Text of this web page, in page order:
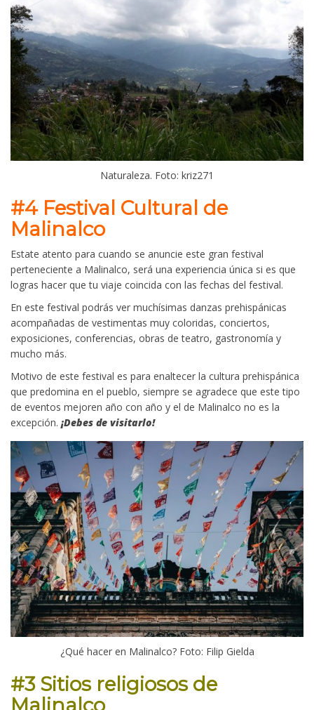
Naturaleza. Foto: kriz271
#4 Festival Cultural de
Malinalco
Estate atento para cuando se anuncie este gran festival
perteneciente a Malinalco, será una experiencia única si es que
logras hacer que tu viaje coincida con las fechas del festival.
En este festival podrás ver muchísimas danzas prehispánicas
acompañadas de vestimentas muy coloridas, conciertos,
exposiciones, conferencias, obras de teatro, gastronomía y
mucho más.
Motivo de este festival es para enaltecer la cultura prehispánica
que predomina en el pueblo, siempre se agradece que este tipo
de eventos mejoren año con año y el de Malinalco no es la
excepción. ¡Debes de visitarlo!
¿Qué hacer en Malinalco? Foto: Filip Gielda
#3 Sitios religiosos de
Malinalco